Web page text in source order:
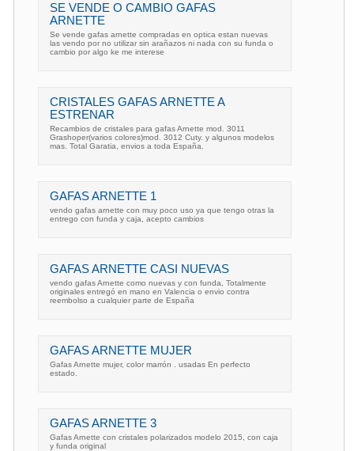
SE VENDE O CAMBIO GAFAS
ARNETTE
Se vende gafas arnette compradas en optica estan nuevas
las vendo por no utilizar sin arañazos ni nada con su funda o
cambio por algo ke me interese
CRISTALES GAFAS ARNETTE A
ESTRENAR
Recambios de cristales para gafas Arnette mod. 3011
Grashoper(varios colores)mod. 3012 Cuty. y algunos modelos
mas. Total Garatia, envios a toda España.
GAFAS ARNETTE 1
vendo gafas arnette con muy poco uso ya que tengo otras la
entrego con funda y caja, acepto cambios
GAFAS ARNETTE CASI NUEVAS
vendo gafas Arnette como nuevas y con funda, Totalmente
originales entregó en mano en Valencia o envio contra
reembolso a cualquier parte de España
GAFAS ARNETTE MUJER
Gafas Arnette mujer, color marrón . usadas En perfecto
estado.
GAFAS ARNETTE 3
Gafas Arnette con cristales polarizados modelo 2015, con caja
y funda original